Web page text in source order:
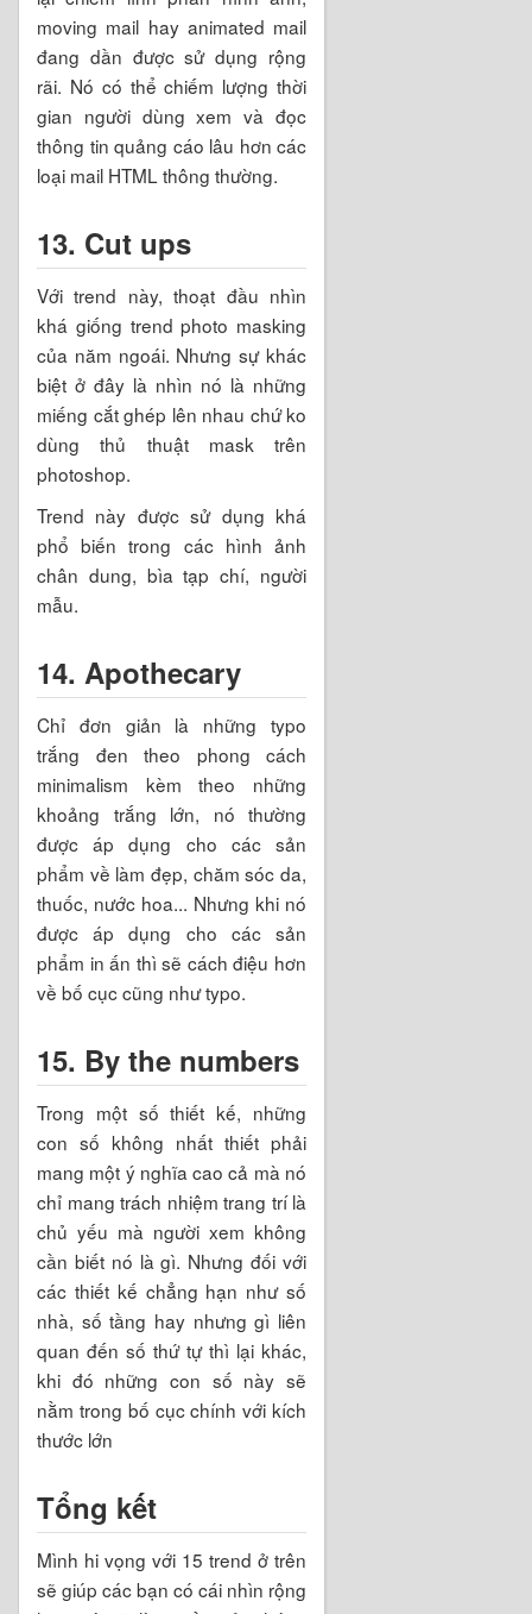
moving mail hay animated mail
đang dần được sử dụng rộng
rãi. Nó có thể chiếm lượng thời
gian người dùng xem và đọc
thông tin quảng cáo lâu hơn các
loại mail HTML thông thường.
13. Cut ups
Với trend này, thoạt đầu nhìn
khá giống trend photo masking
của năm ngoái. Nhưng sự khác
biệt ở đây là nhìn nó là những
miếng cắt ghép lên nhau chứ ko
dùng thủ thuật mask trên
photoshop.
Trend này được sử dụng khá
phổ biến trong các hình ảnh
chân dung, bìa tạp chí, người
mẫu.
14. Apothecary
Chỉ đơn giản là những typo
trắng đen theo phong cách
minimalism kèm theo những
khoảng trắng lớn, nó thường
được áp dụng cho các sản
phẩm về làm đẹp, chăm sóc da,
thuốc, nước hoa... Nhưng khi nó
được áp dụng cho các sản
phẩm in ấn thì sẽ cách điệu hơn
về bố cục cũng như typo.
15. By the numbers
Trong một số thiết kế, những
con số không nhất thiết phải
mang một ý nghĩa cao cả mà nó
chỉ mang trách nhiệm trang trí là
chủ yếu mà người xem không
cần biết nó là gì. Nhưng đối với
các thiết kế chẳng hạn như số
nhà, số tầng hay nhưng gì liên
quan đến số thứ tự thì lại khác,
khi đó những con số này sẽ
nằm trong bố cục chính với kích
thước lớn
Tổng kết
Mình hi vọng với 15 trend ở trên
sẽ giúp các bạn có cái nhìn rộng